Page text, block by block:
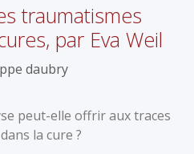
traumatismes
par Eva Weil
daubry
peut-elle offrir aux traces
la cure ?